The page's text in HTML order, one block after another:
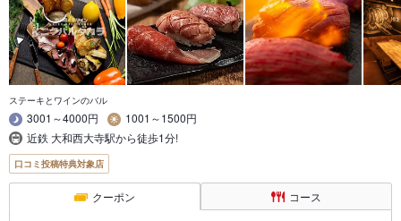
ステーキとワインのバル
3001～4000円
1001～1500円
近鉄 大和西大寺駅から徒歩1分!
口コミ投稿特典対象店
クーポン コース